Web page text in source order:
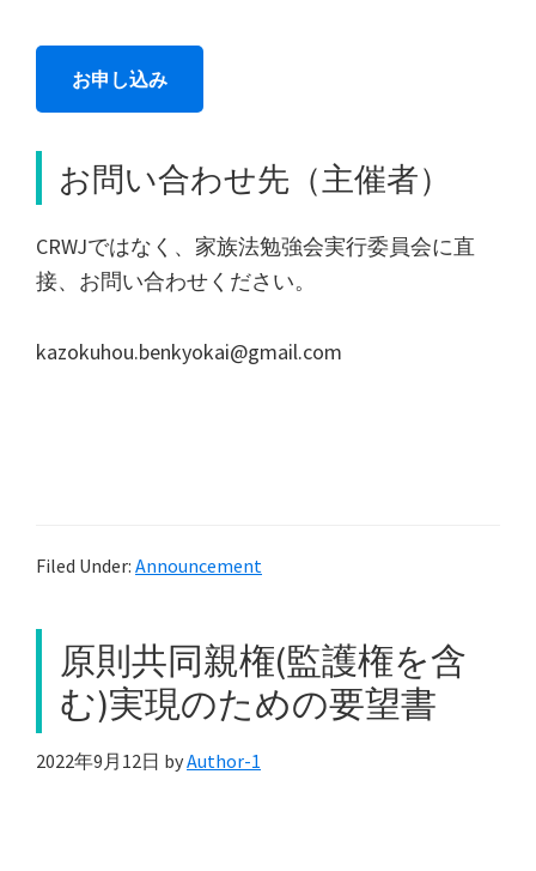
お申し込み
お問い合わせ先（主催者）
CRWJではなく、家族法勉強会実行委員会に直
接、お問い合わせください。
kazokuhou.benkyokai@gmail.com
Filed Under: Announcement
原則共同親権(監護権を含
む)実現のための要望書
2022年9月12日 byAuthor-1